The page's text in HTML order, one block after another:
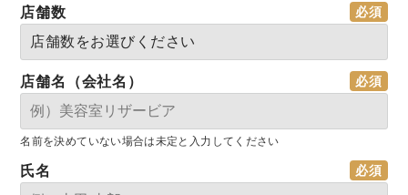
店舗数
店舗名（会社名）
名前を決めていない場合は未定と入力してください
氏名